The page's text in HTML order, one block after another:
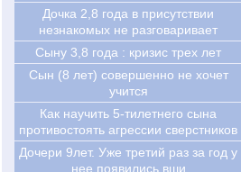
Дочка 2,8 года в присутствии
незнакомых не разговаривает
Сыну 3,8 года : кризис трех лет
Cын (8 лет) совершенно не хочет
учится
Как научить 5-тилетнего сына
противостоять агрессии сверстников
Дочери 9лет. Уже третий раз за год у
нее появились вши